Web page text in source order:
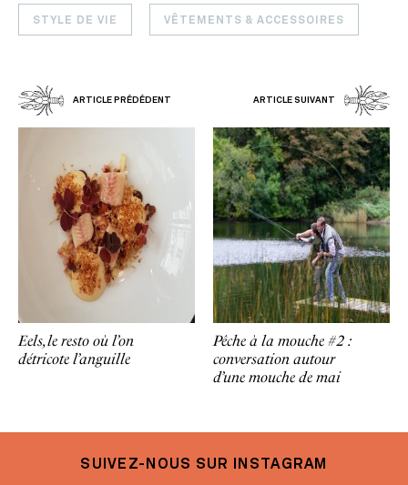
STYLE DE VIE VÊTEMENTS & ACCESSOIRES
ARTICLE PRÉDÉDENT ARTICLE SUIVANT
Eels, le resto où l’on
détricote l’anguille
Pêche à la mouche #2 :
conversation autour
d’une mouche de mai
SUIVEZ-NOUS SUR INSTAGRAM